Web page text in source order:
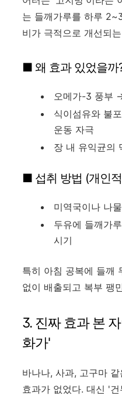
는 들깨가루를 하루
비가 극적으로 개선되
■ 왜 효과 있었을까
오메가-3 풍부
식이섬유와 불
운동 자극
장 내 유익균의
■ 섭취 방법 (개인
미역국이나 나
두유에 들깨가
시기
특히 아침 공복에 들깨
없이 배출되고 복부 팽
3. 진짜 효과 본
화가'
바나나, 사과, 고구마
효과가 없었다. 대신 '